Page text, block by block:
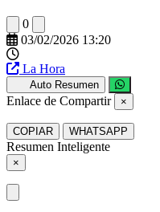
0
03/02/2026 13:20
La Hora
Auto Resumen
Enlace de Compartir ×
COPIAR WHATSAPP
Resumen Inteligente
×